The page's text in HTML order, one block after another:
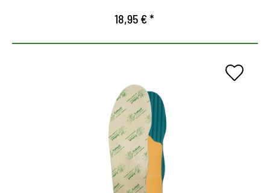
18,95 € *
Pies cuidados de forma natural
La suave superficie de microfibra con aloe vera
garantiza una gran comodidad de uso
El extracto vegetal retiene la humedad